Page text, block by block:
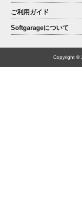
ご利用ガイド
Softgarageについて
Copyright ©